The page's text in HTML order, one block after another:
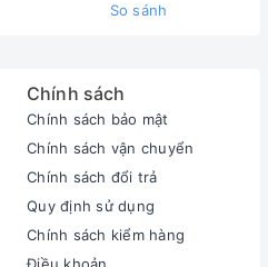
So sánh
Chính sách
Chính sách bảo mật
Chính sách vận chuyển
Chính sách đổi trả
Quy định sử dụng
Chính sách kiểm hàng